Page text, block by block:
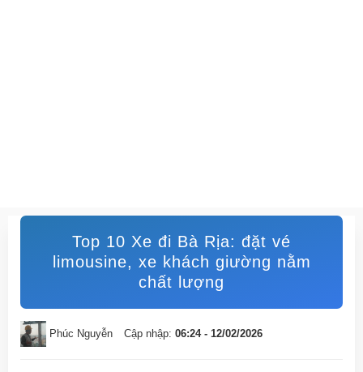
Top 10 Xe đi Bà Rịa: đặt vé
limousine, xe khách giường nằm
chất lượng
Phúc Nguyễn Cập nhập: 06:24 - 12/02/2026